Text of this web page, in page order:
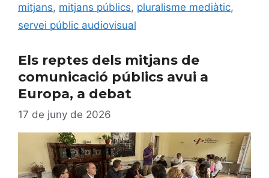
mitjans, mitjans públics, pluralisme mediàtic,
servei públic audiovisual
Els reptes dels mitjans de
comunicació públics avui a
Europa, a debat
17 de juny de 2026